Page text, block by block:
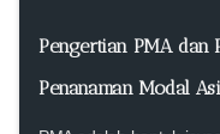
Pengertian PMA dan
Penanaman Modal